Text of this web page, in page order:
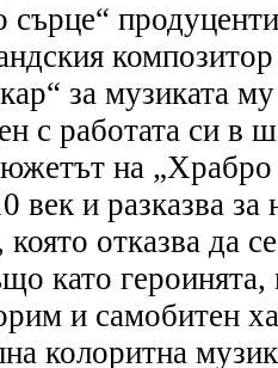
за музиката
с работата си в
на „Храбро
век и разказва за
отказва да
като
и самобитен
колоритна